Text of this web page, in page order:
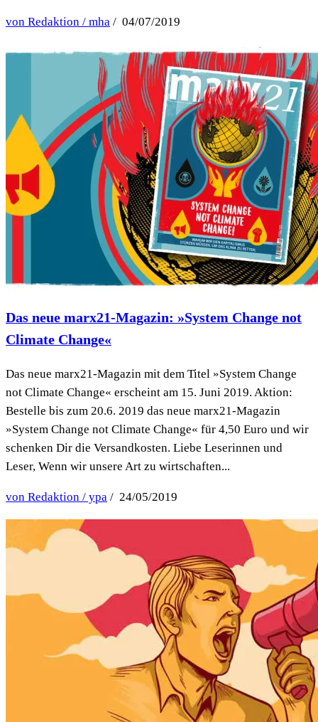
von Redaktion / mha / 04/07/2019
Das neue marx21-Magazin: »System Change not
Climate Change«
Das neue marx21-Magazin mit dem Titel »System Change
not Climate Change« erscheint am 15. Juni 2019. Aktion:
Bestelle bis zum 20.6. 2019 das neue marx21-Magazin
»System Change not Climate Change« für 4,50 Euro und wir
schenken Dir die Versandkosten. Liebe Leserinnen und
Leser, Wenn wir unsere Art zu wirtschaften...
von Redaktion / ypa / 24/05/2019